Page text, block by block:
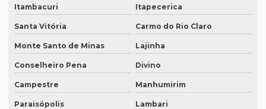
Intérprete inglês espanhol português
Intérprete de inglês em porto alegre
Intérprete de inglês português
Interprete de italiano profissional
Intérprete japonês português
Itambacuri Itapecerica
Santa Vitória Carmo do Rio Claro
Monte Santo de Minas Lajinha
Conselheiro Pena Divino
Campestre Manhumirim
Paraisópolis Lambari